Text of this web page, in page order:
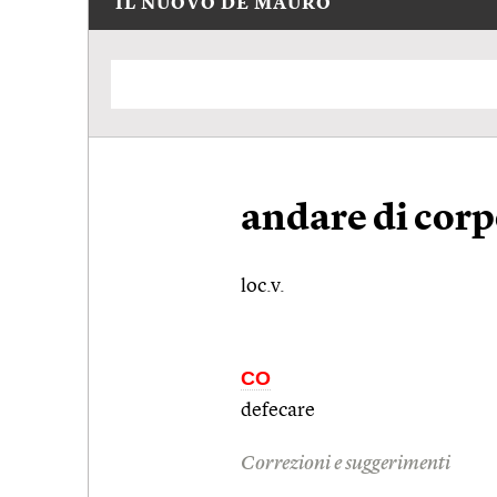
IL NUOVO DE MAURO
andare di
loc.v.
CO
defecare
Correzioni e suggerimenti